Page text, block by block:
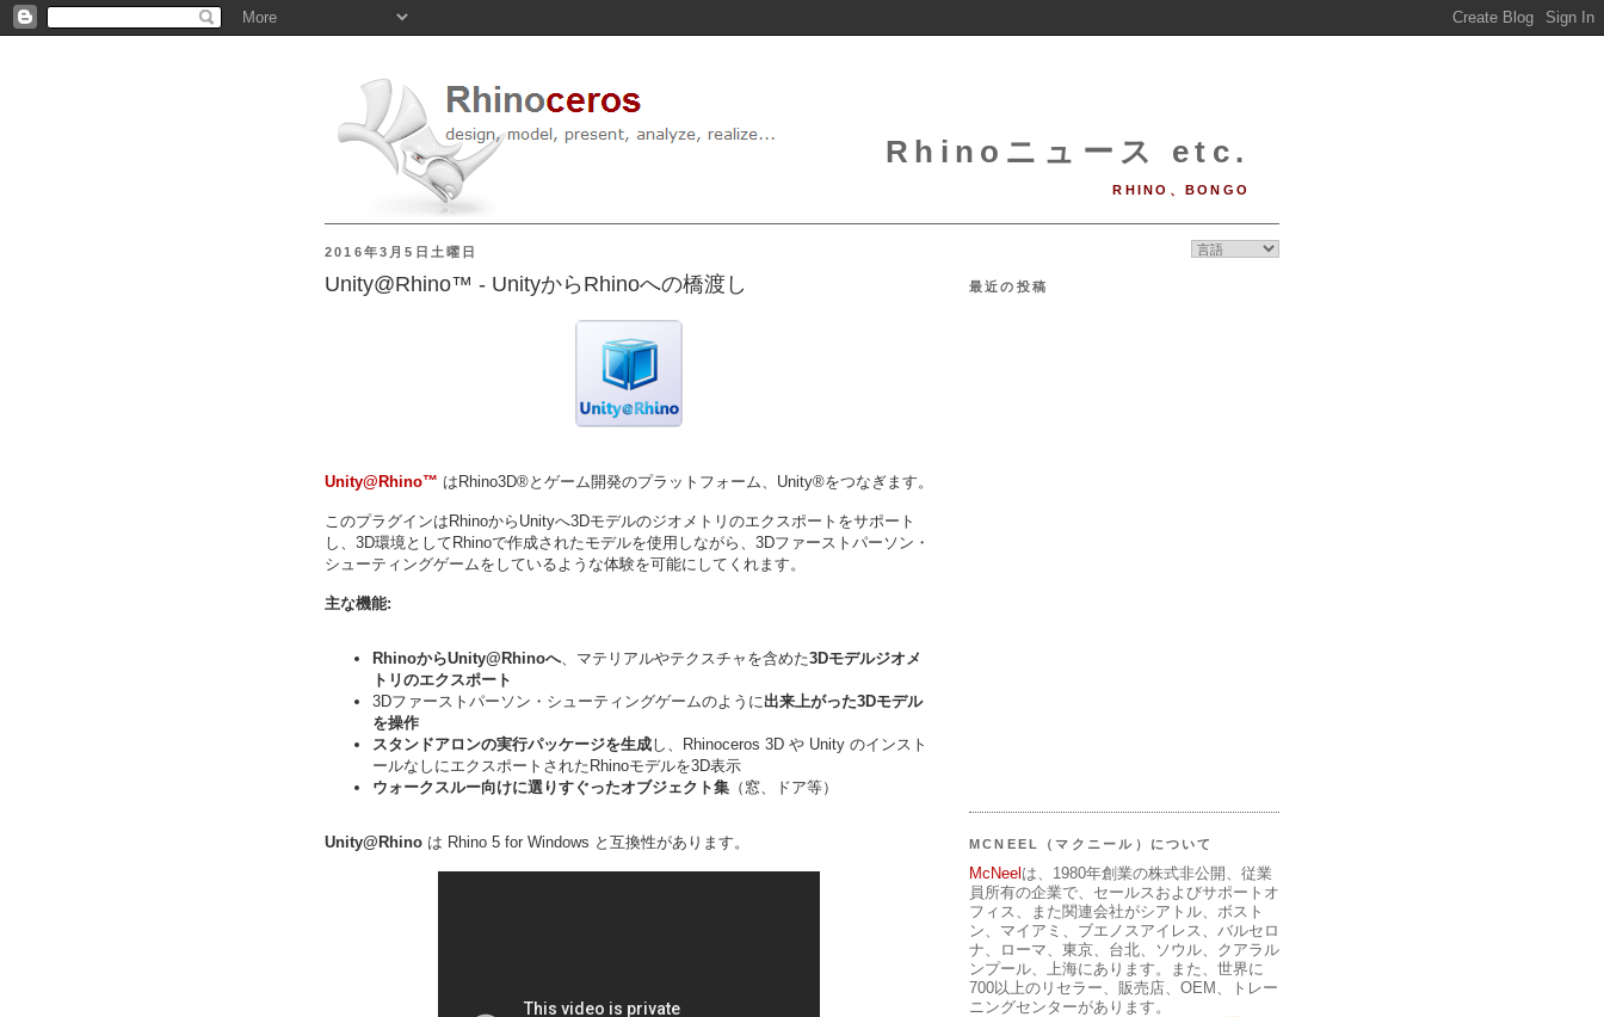
Rhinoニュース etc.
RHINO、BONGO
2016年3月5日土曜日
Unity@Rhino™ - UnityからRhinoへの橋渡し
Unity@Rhino™ はRhino3D®とゲーム開発のプラットフォーム、Unity®をつなぎます。
このプラグインはRhinoからUnityへ3Dモデルのジオメトリのエクスポートをサポート
し、3D環境としてRhinoで作成されたモデルを使用しながら、3Dファーストパーソン・
シューティングゲームをしているような体験を可能にしてくれます。
主な機能:
RhinoからUnity@Rhinoへ、マテリアルやテクスチャを含めた3Dモデルジオメ
トリのエクスポート
3Dファーストパーソン・シューティングゲームのように出来上がった3Dモデル
を操作
スタンドアロンの実行パッケージを生成し、Rhinoceros 3D や Unity のインスト
ールなしにエクスポートされたRhinoモデルを3D表示
ウォークスルー向けに選りすぐったオブジェクト集 （窓、ドア等）
Unity@Rhino は Rhino 5 for Windows と互換性があります。
最近の投稿
MCNEEL（マクニール）について
McNeelは、1980年創業の株式非公開、従業
員所有の企業で、セールスおよびサポートオ
フィス、また関連会社がシアトル、ボスト
ン、マイアミ、ブエノスアイレス、バルセロ
ナ、ローマ、東京、台北、ソウル、クアラル
ンプール、上海にあります。また、世界に
700以上のリセラー、販売店、OEM、トレー
ニングセンターがあります。